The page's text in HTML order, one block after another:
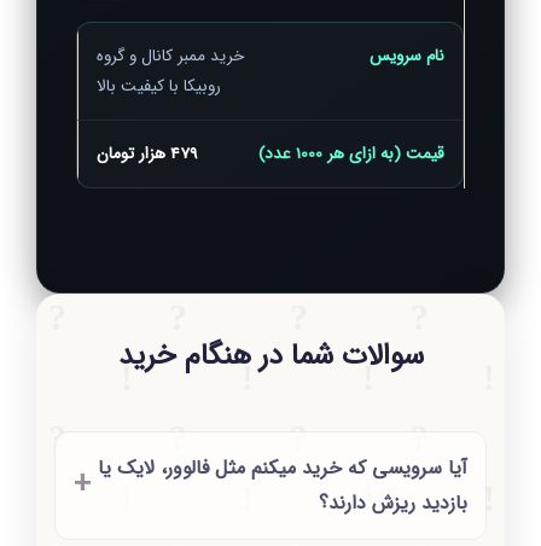
خرید ممبر کانال و گروه
روبیکا با کیفیت بالا
479 هزار تومان
سوالات شما در هنگام خرید
آیا سرویسی که خرید میکنم مثل فالوور، لایک یا
بازدید ریزش دارند؟